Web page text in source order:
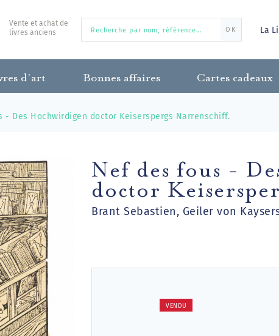
Vente et achat de
livres anciens
OK La
d’art Bonnes affaires Cartes cadeaux
- Des Hochwirdigen doctor Keiserspergs Narrenschiff.
Nef des fous -
doctor
Brant Sebastien, Geiler von
VENDU